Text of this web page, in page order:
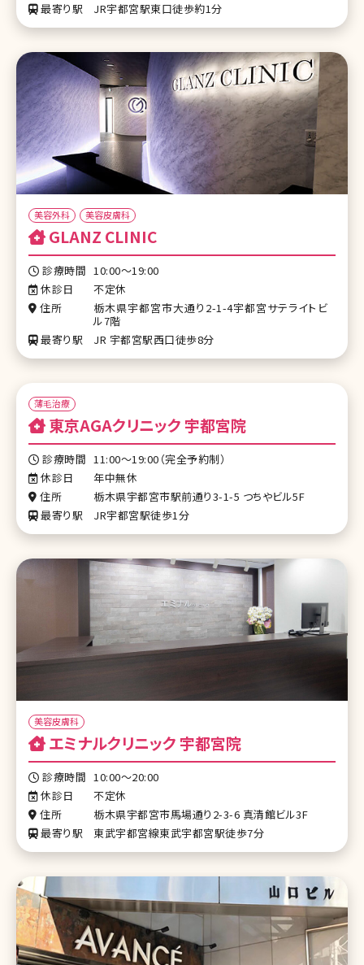
最寄り駅
JR宇都宮駅東口徒歩約1分
美容外科 美容皮膚科
GLANZ CLINIC
診療時間 10:00～19:00
休診日
不定休
住所
栃木県宇都宮市大通り2-1-4宇都宮サテライトビ
ル7階
最寄り駅
JR 宇都宮駅西口徒歩8分
薄毛治療
東京AGAクリニック 宇都宮院
診療時間 11:00～19:00（完全予約制）
休診日
年中無休
住所
栃木県宇都宮市駅前通り3-1-5 つちやビル5F
最寄り駅
JR宇都宮駅徒歩1分
美容皮膚科
エミナルクリニック 宇都宮院
診療時間 10:00～20:00
休診日
不定休
住所
栃木県宇都宮市馬場通り2-3-6 真清館ビル3F
最寄り駅
東武宇都宮線東武宇都宮駅徒歩7分